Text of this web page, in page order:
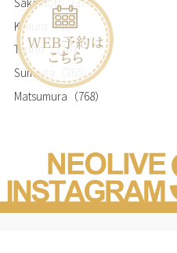
Kimura
（45）
Tanno（720）
Sumikita
（365）
Matsumura （768）